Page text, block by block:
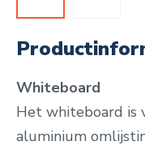
Whiteboard
Het whiteboard is
aluminium